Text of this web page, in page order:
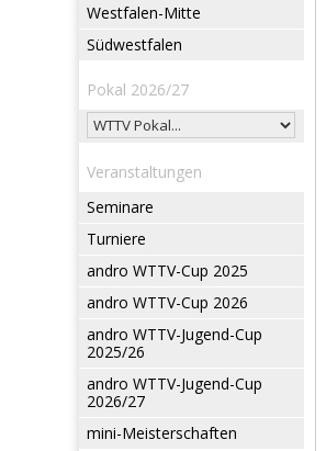
Westfalen-Mitte
Südwestfalen
Pokal 2026/27
Veranstaltungen
Seminare
Turniere
andro WTTV-Cup 2025
andro WTTV-Cup 2026
andro WTTV-Jugend-Cup
2025/26
andro WTTV-Jugend-Cup
2026/27
mini-Meisterschaften